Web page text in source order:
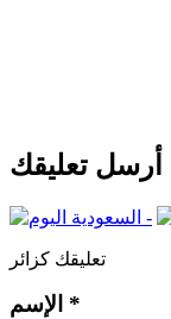
أرسل تعليقك
تعليقك كزائر
*